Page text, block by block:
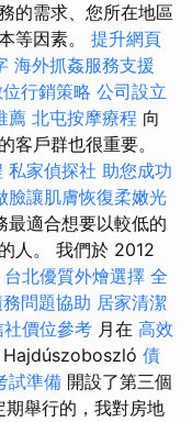
的需求、您所在地區
等因素。 提升網頁
海外抓姦服務支援
行銷策略 公司設立
薦 北屯按摩療程 向
客戶群也很重要。
私家偵探社 助您成功
臉讓肌膚恢復柔嫩光
最適合想要以較低的
人。 我們於 2012
台北優質外燴選擇 全
問題協助 居家清潔
社價位參考 月在 高效
Hajdúszoboszló 債
試準備 開設了第三個
期舉行的，我對房地